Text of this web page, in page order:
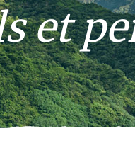
et